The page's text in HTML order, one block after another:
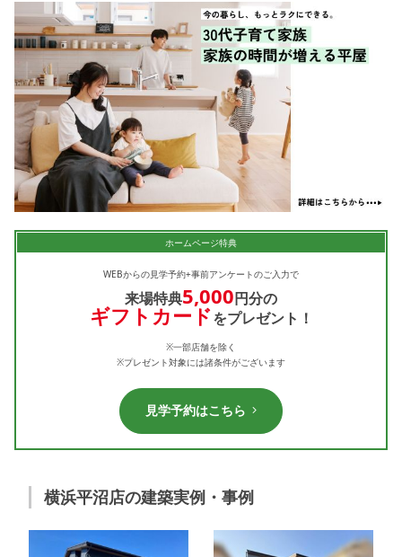
ホームページ特典
WEBからの見学予約+事前アンケートのご入力で
来場特典5,000円分の
ギフトカードをプレゼント！
※一部店舗を除く
※プレゼント対象には諸条件がございます
見学予約はこちら
横浜平沼店の建築実例・事例